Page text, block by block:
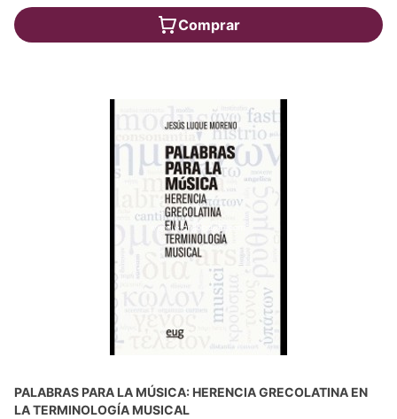
Comprar
PALABRAS PARA LA MÚSICA: HERENCIA GRECOLATINA EN
LA TERMINOLOGÍA MUSICAL